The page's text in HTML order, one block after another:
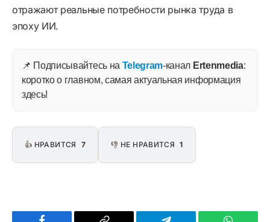
отражают реальные потребности рынка труда в
эпоху ИИ.
📌 Подписывайтесь на Telegram-канал Ertenmedia:
коротко о главном, самая актуальная информация
здесь!
👍 НРАВИТСЯ 7 👎 НЕ НРАВИТСЯ 1